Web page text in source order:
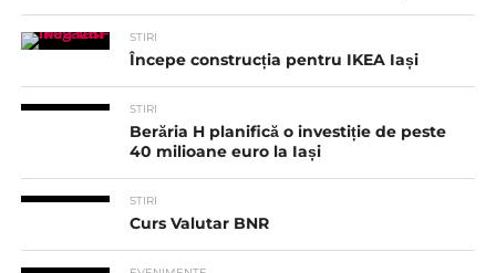
STIRI
Începe construcția pentru IKEA Iași
STIRI
Berăria H planifică o investiție de peste
40 milioane euro la Iași
STIRI
Curs Valutar BNR